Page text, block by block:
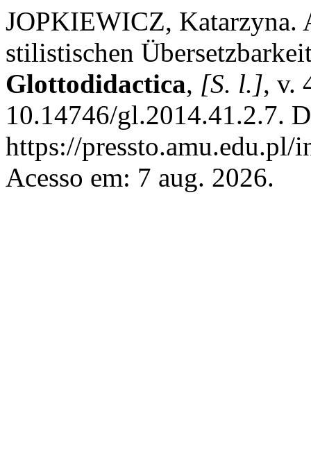
JOPKIEWICZ, Katarzyna.
stilistischen
Glottodidactica, [S. l.], v.
10.14746/gl.2014.41.2.7.
https://
Acesso em: 7 aug. 2026.